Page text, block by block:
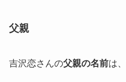
父親
吉沢恋さんの父親の名前は、